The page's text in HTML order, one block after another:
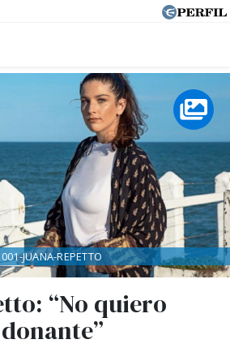
“No quiero
001-JUANA-REPETTO